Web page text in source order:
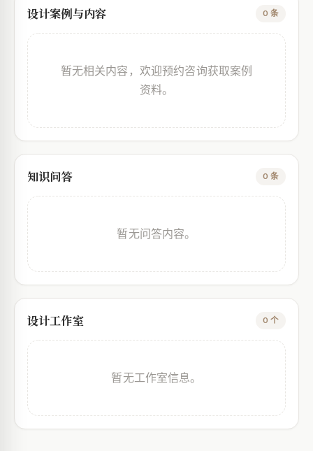
设计案例与内容 0 条
暂无相关内容，欢迎预约咨询获取案例
资料。
知识问答 0 条
暂无问答内容。
设计工作室 0 个
暂无工作室信息。